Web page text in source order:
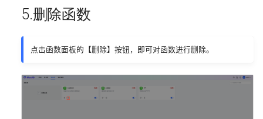
5.删除函数
点击函数面板的【删除】按钮，即可对函数进行删除。